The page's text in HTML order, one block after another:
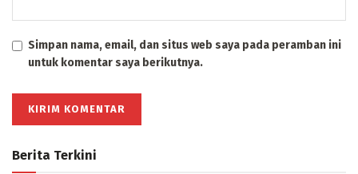
Simpan nama, email, dan situs web saya pada peramban ini
untuk komentar saya berikutnya.
Berita Terkini